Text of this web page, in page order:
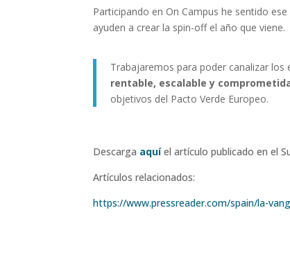
Participando en On Campus he sentido
ayuden a crear la spin-off el año que viene.
Trabajaremos para poder canalizar
rentable, escalable y
objetivos del Pacto Verde Europeo.
Descarga aquí el artículo publicado en el
Artículos relacionados:
https://www.pressreader.com/spain/la-